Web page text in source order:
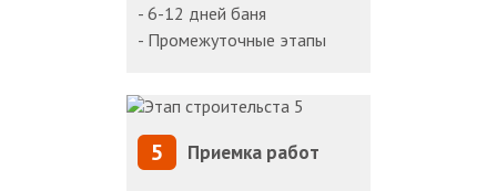
- 6-12 дней баня
- Промежуточные этапы
5 Приемка работ